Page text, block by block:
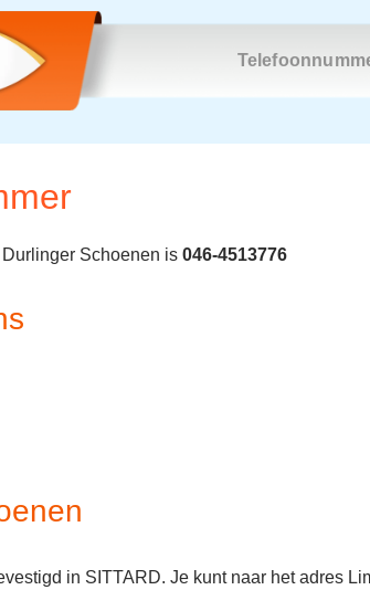
Schoenen is 046-4513776
in SITTARD. Je kunt naar het adres